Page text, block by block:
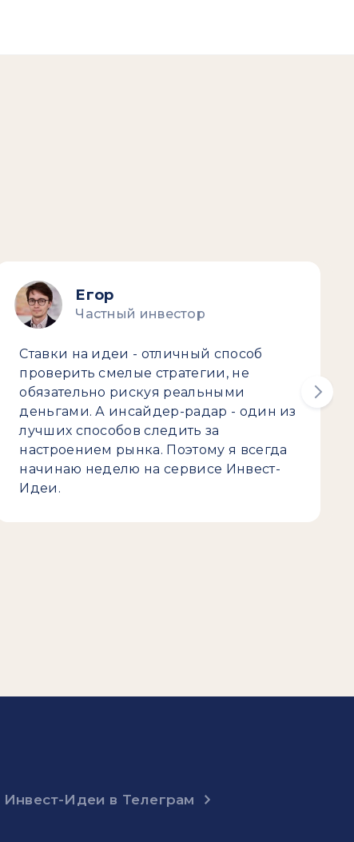
Егор
Частный инвестор
Ставки на идеи - отличный способ
проверить смелые стратегии, не
обязательно рискуя реальными
деньгами. А инсайдер-радар - один из
лучших способов следить за
настроением рынка. Поэтому я всегда
начинаю неделю на сервисе Инвест-
Идеи.
Инвест-Идеи в Телеграм